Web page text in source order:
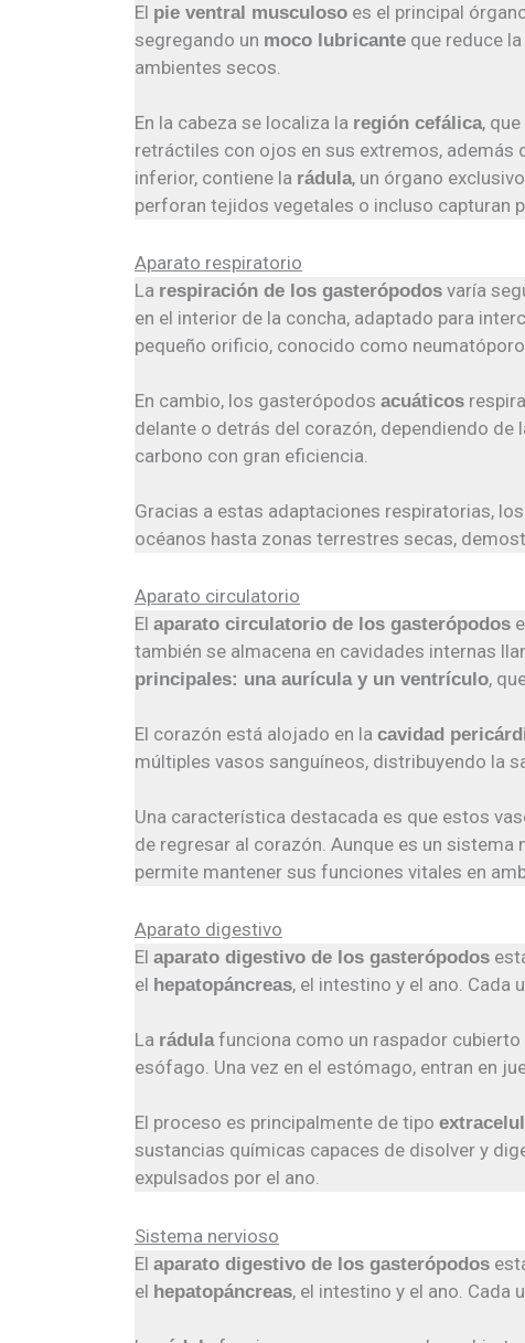
El pie ventral musculoso es el principal
segregando un moco lubricante que reduce
ambientes secos.
En la cabeza se localiza la región cefálica,
retráctiles con ojos en sus extremos, además
inferior, contiene la rádula, un órgano
perforan tejidos vegetales o incluso capturan
Aparato respiratorio
La respiración de los gasterópodos varía
en el interior de la concha, adaptado para
pequeño orificio, conocido como
En cambio, los gasterópodos acuáticos
delante o detrás del corazón, dependiendo de
carbono con gran eficiencia.
Gracias a estas adaptaciones respiratorias,
océanos hasta zonas terrestres secas,
Aparato circulatorio
El aparato circulatorio de los gasterópodos
también se almacena en cavidades internas
principales: una aurícula y un ventrículo,
El corazón está alojado en la cavidad
múltiples vasos sanguíneos, distribuyendo la
Una característica destacada es que estos
de regresar al corazón. Aunque es un
permite mantener sus funciones vitales en
Aparato digestivo
El aparato digestivo de los gasterópodos
el hepatopáncreas, el intestino y el ano. Cada
La rádulafunciona como un raspador cubierto
esófago. Una vez en el estómago, entran en
El proceso es principalmente de tipo
sustancias químicas capaces de disolver y
expulsados por el ano.
Sistema nervioso
El aparato digestivo de los gasterópodos
el hepatopáncreas, el intestino y el ano. Cada